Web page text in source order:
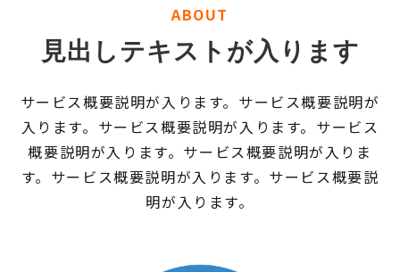
ABOUT
見出しテキストが入ります
サービス概要説明が入ります。サービス概要説明が
入ります。サービス概要説明が入ります。サービス
概要説明が入ります。サービス概要説明が入りま
す。サービス概要説明が入ります。サービス概要説
明が入ります。